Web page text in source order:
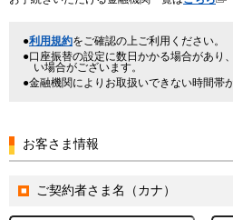
利用規約をご確認の上ご利用ください。
口座振替の設定に数日かかる場合があり
い場合がございます。
金融機関によりお取扱いできない時間帯
お客さま情報
ご契約者さま名（カナ）